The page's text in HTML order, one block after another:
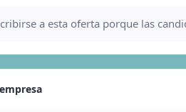
a esta oferta porque las